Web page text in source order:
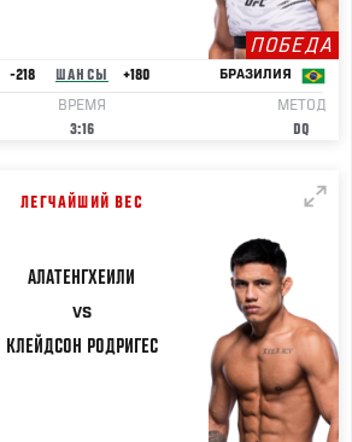
ПОБЕДА
-218 ШАНСЫ +180 БРАЗИЛИЯ
ВРЕМЯ
3:16
МЕТОД
DQ
ЛЕГЧАЙШИЙ ВЕС
АЛАТЕНГХЕИЛИ
VS
КЛЕЙДСОН РОДРИГЕС